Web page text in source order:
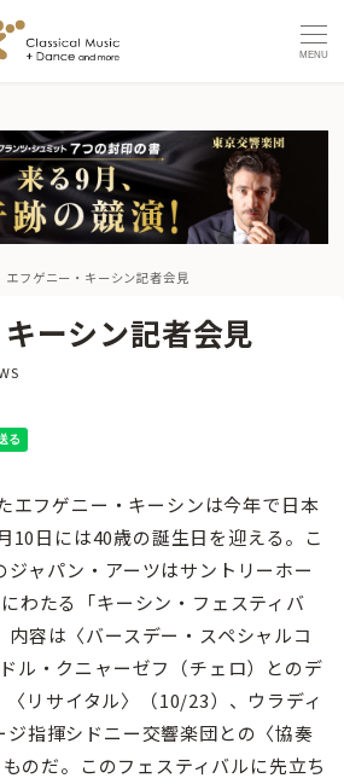
MENU
エフゲニー・キーシン記者会見
ーシン記者会見
ー
エフゲニー・キーシンは今年で日本
10日には40歳の誕生日を迎える。こ
ジャパン・アーツはサントリーホー
わたる「キーシン・フェスティバ
容は〈バースデー・スペシャルコ
ル・クニャーゼフ（チェロ）とのデ
リサイタル〉（10/23）、ウラディ
ジ指揮シドニー交響楽団との〈協奏
のだ。このフェスティバルに先立ち